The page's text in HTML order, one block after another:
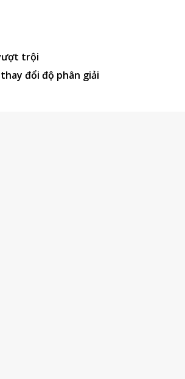
trội
đổi độ phân giải